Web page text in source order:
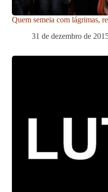
Quem semeia com lágrimas,
31 de dezembro de